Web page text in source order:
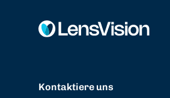
Kontaktiere uns